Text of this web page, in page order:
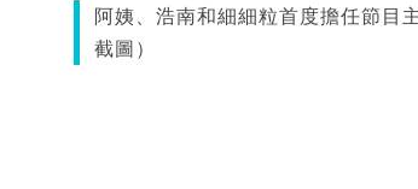
阿姨、浩南和細細粒首度擔任節目
截圖）